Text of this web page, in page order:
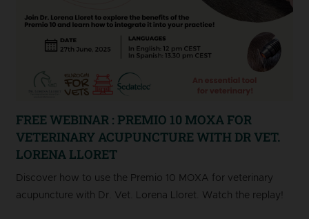
FREE WEBINAR : PREMIO 10 MOXA FOR
VETERINARY ACUPUNCTURE WITH DR VET.
LORENA LLORET
Discover how to use the Premio 10 MOXA for veterinary
acupuncture with Dr. Vet. Lorena Lloret. Watch the replay!